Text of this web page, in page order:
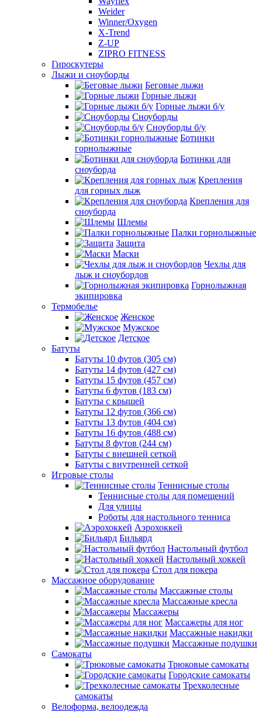
Weider
Winner/Oxygen
X-Trend
Z-UP
ZIPRO FITNESS
Гироскутеры
Лыжи и сноуборды
Беговые лыжи
Горные лыжи
Горные лыжи б/у
Сноуборды
Сноуборды б/у
Ботинки
горнолыжные
Ботинки для
сноуборда
Крепления
для горных лыж
Крепления для
сноуборда
Шлемы
Палки горнолыжные
Защита
Маски
Чехлы для
лыж и сноубордов
Горнолыжная
экипировка
Термобелье
Женское
Мужское
Детское
Батуты
Батуты 10 футов (305 см)
Батуты 14 футов (427 см)
Батуты 15 футов (457 см)
Батуты 6 футов (183 см)
Батуты с крышей
Батуты 12 футов (366 см)
Батуты 13 футов (404 см)
Батуты 16 футов (488 см)
Батуты 8 футов (244 см)
Батуты с внешней сеткой
Батуты с внутренней сеткой
Игровые столы
Теннисные столы
Теннисные столы для помещений
Для улицы
Роботы для настольного тенниса
Аэрохоккей
Бильярд
Настольный футбол
Настольный хоккей
Стол для покера
Массажное оборудование
Массажные столы
Массажные кресла
Массажеры
Массажеры для ног
Массажные накидки
Массажные подушки
Самокаты
Трюковые самокаты
Городские самокаты
Трехколесные
самокаты
Велоформа, велоодежда